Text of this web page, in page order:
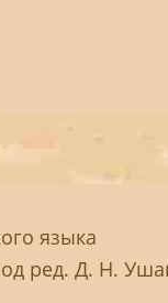
языка
ред. Д. Н.